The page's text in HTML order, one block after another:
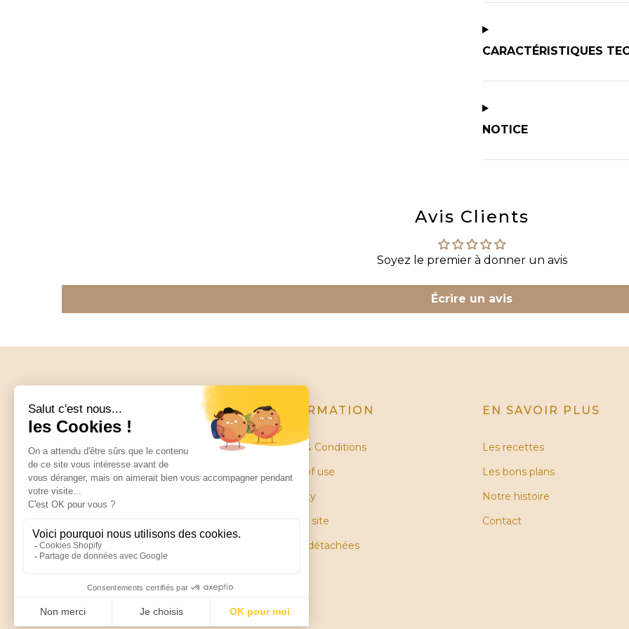
CARACTÉRISTIQUES
NOTICE
Avis Clients
Soyez le premier à donner un avis
Écrire un avis
Little balance
ZA Les Petites Ruelles
Contact us
INFORMATION
Terms & Conditions
Terms of use
Warranty
Plan du site
Pièces détachées
EN SAVOIR PLUS
Les recettes
Les bons plans
Notre histoire
Contact